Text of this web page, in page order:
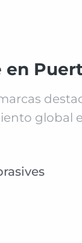
en
global